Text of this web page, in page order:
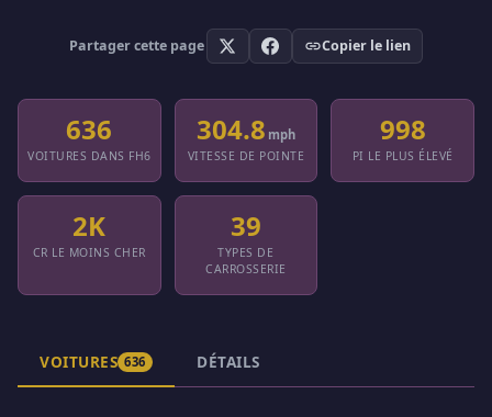
Partager cette page Copier le lien
636
VOITURES DANS FH6
304.8 mph
VITESSE DE POINTE
998
PI LE PLUS ÉLEVÉ
2K
CR LE MOINS CHER
39
TYPES DE
CARROSSERIE
VOITURES 636 DÉTAILS